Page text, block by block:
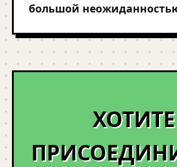
большой
ХОТИТЕ